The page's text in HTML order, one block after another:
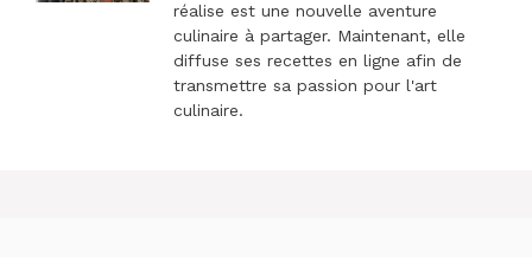
réalise est une nouvelle aventure
culinaire à partager. Maintenant, elle
diffuse ses recettes en ligne afin de
transmettre sa passion pour l'art
culinaire.